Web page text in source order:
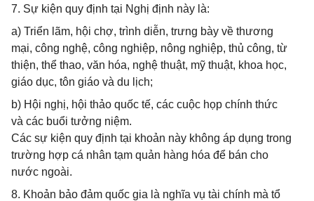
7. Sự kiện quy định tại Nghị định này là:
a) Triển lãm, hội chợ, trình diễn, trưng bày về thương
mại, công nghệ, công nghiệp, nông nghiệp, thủ công, từ
thiện, thể thao, văn hóa, nghệ thuật, mỹ thuật, khoa học,
giáo dục, tôn giáo và du lịch;
b) Hội nghị, hội thảo quốc tế, các cuộc họp chính thức
và các buổi tưởng niệm.
Các sự kiện quy định tại khoản này không áp dụng trong
trường hợp cá nhân tạm quản hàng hóa để bán cho
nước ngoài.
8. Khoản bảo đảm quốc gia là nghĩa vụ tài chính mà tổ